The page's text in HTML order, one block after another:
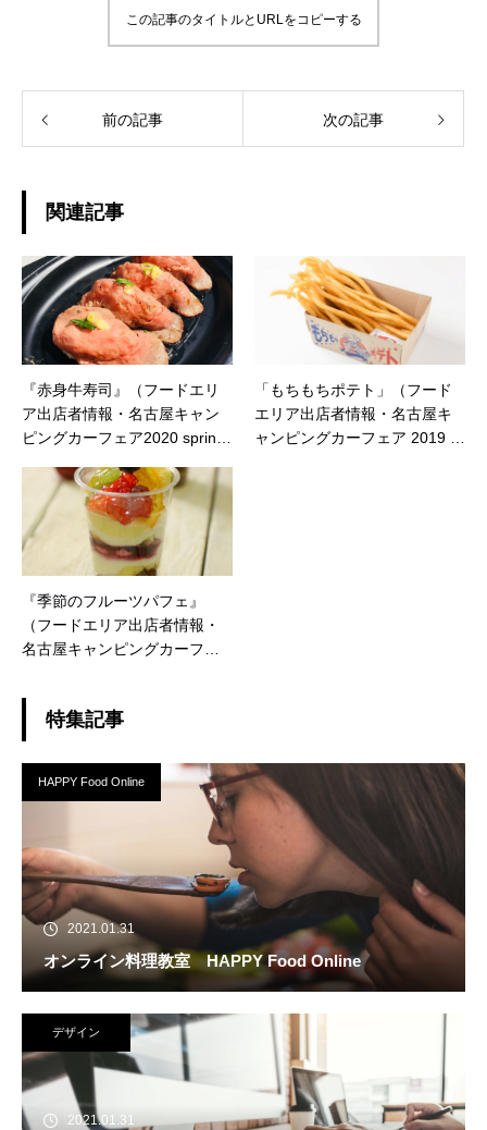
この記事のタイトルとURLをコピーする
前の記事 次の記事
関連記事
『赤身牛寿司』（フードエリ
ア出店者情報・名古屋キャン
ピングカーフェア2020 sprin
「もちもちポテト」（フード
エリア出店者情報・名古屋キ
ャンピングカーフェア 2019 A
『季節のフルーツパフェ』
（フードエリア出店者情報・
名古屋キャンピングカーフェ
特集記事
HAPPY Food Online
2021.01.31
オンライン料理教室 HAPPY Food Online
デザイン
2021.01.31